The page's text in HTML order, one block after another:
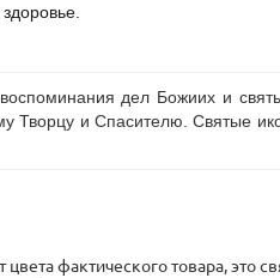
дел Божиих и
Творцу и Спасителю. Святые
цвета фактического товара,